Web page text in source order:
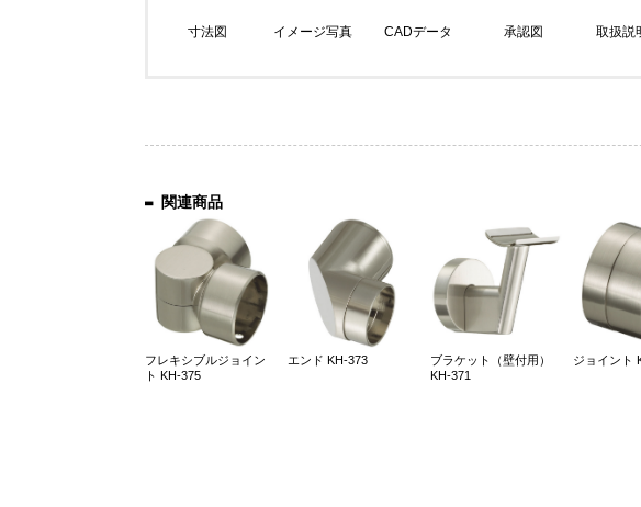
寸法図 イメージ写真 CADデータ 承認図 取扱説
関連商品
フレキシブルジョイン
ト KH-375
エンド KH-373
ブラケット（壁付用）
KH-371
ジョイント